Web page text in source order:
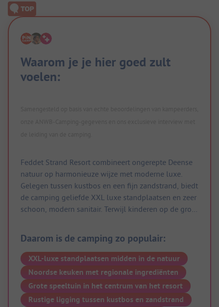
Waarom je je hier goed zult
voelen:
Feddet Strand Resort combineert ongerepte Deense
natuur op harmonieuze wijze met moderne luxe.
Gelegen tussen kustbos en een fijn zandstrand, biedt
de camping geliefde XXL luxe standplaatsen en zeer
schoon, modern sanitair. Terwijl kinderen op de grote
wellness en Noordse lekkernijen. Kampeerders
waarderen ook de uitstekend gesorteerde winkel en
de rustige ligging. Of het nu gaat om ontspanning of
strandavonturen, het resort zorgt voor onvergetelijke
vakantiemomenten voor het hele gezin.
Daarom is de camping zo populair:
XXL-luxe standplaatsen midden in de natuur
Noordse keuken met regionale ingrediënten
Grote speeltuin in het centrum van het resort
Rustige ligging tussen kustbos en zandstrand